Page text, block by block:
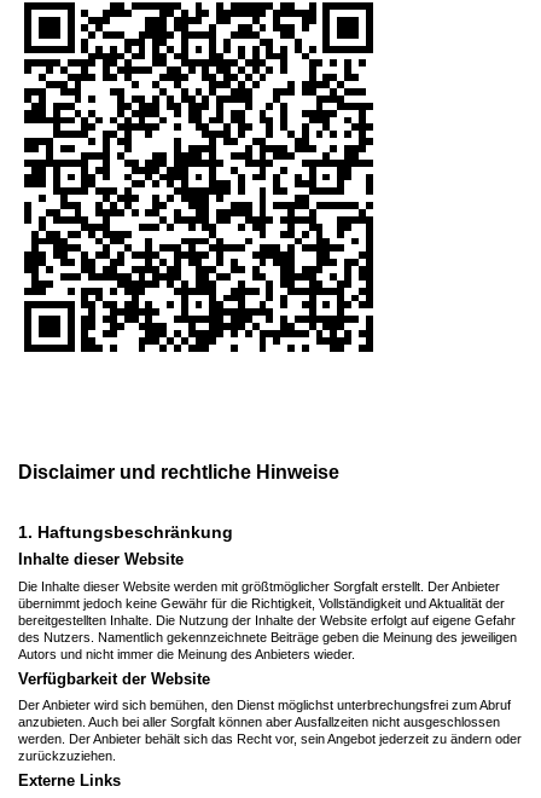
Disclaimer und rechtliche Hinweise
1. Haftungsbeschränkung
Inhalte dieser Website
Die Inhalte dieser Website werden mit größtmöglicher Sorgfalt erstellt. Der Anbieter
übernimmt jedoch keine Gewähr für die Richtigkeit, Vollständigkeit und Aktualität der
bereitgestellten Inhalte. Die Nutzung der Inhalte der Website erfolgt auf eigene Gefahr
des Nutzers. Namentlich gekennzeichnete Beiträge geben die Meinung des jeweiligen
Autors und nicht immer die Meinung des Anbieters wieder.
Verfügbarkeit der Website
Der Anbieter wird sich bemühen, den Dienst möglichst unterbrechungsfrei zum Abruf
anzubieten. Auch bei aller Sorgfalt können aber Ausfallzeiten nicht ausgeschlossen
werden. Der Anbieter behält sich das Recht vor, sein Angebot jederzeit zu ändern oder
zurückzuziehen.
Externe Links